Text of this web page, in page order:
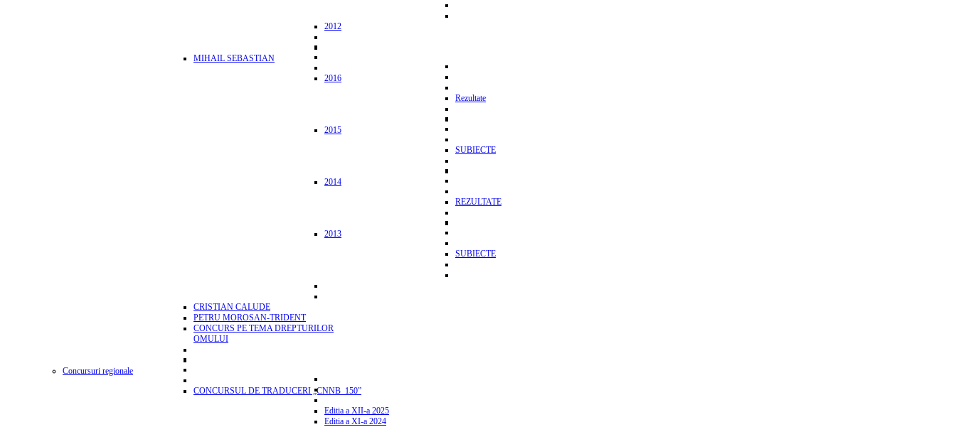
2012
MIHAIL SEBASTIAN
2016
Rezultate
2015
SUBIECTE
2014
REZULTATE
2013
SUBIECTE
CRISTIAN CALUDE
PETRU MOROSAN-TRIDENT
CONCURS PE TEMA DREPTURILOR
OMULUI
Concursuri regionale
CONCURSUL DE TRADUCERI „CNNB_150”
Editia a XII-a 2025
Editia a XI-a 2024